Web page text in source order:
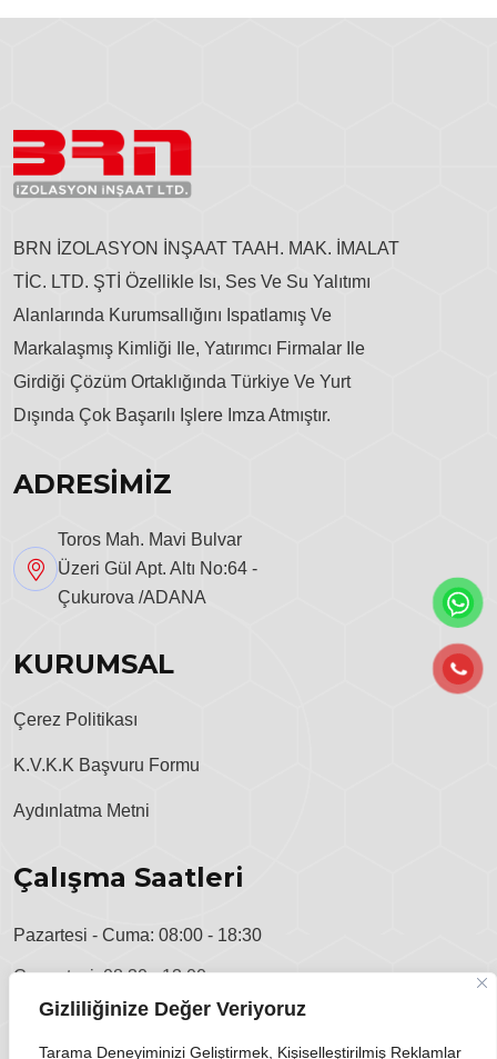
Gizliliğinize Değer Veriyoruz
Tarama Deneyiminizi Geliştirmek, Kişiselleştirilmiş Reklamlar
BRN İZOLASYON İNŞAAT TAAH. MAK. İMALAT
TİC. LTD. ŞTİ Özellikle Isı, Ses Ve Su Yalıtımı
Alanlarında Kurumsallığını Ispatlamış Ve
Markalaşmış Kimliği Ile, Yatırımcı Firmalar Ile
Girdiği Çözüm Ortaklığında Türkiye Ve Yurt
Dışında Çok Başarılı Işlere Imza Atmıştır.
ADRESİMİZ
Toros Mah. Mavi Bulvar
Üzeri Gül Apt. Altı No:64 -
Çukurova /ADANA
KURUMSAL
Çerez Politikası
K.V.K.K Başvuru Formu
Aydınlatma Metni
Çalışma Saatleri
Pazartesi - Cuma: 08:00 - 18:30
Cumartesi: 08:30 - 13:00
Pazar: Kapalı